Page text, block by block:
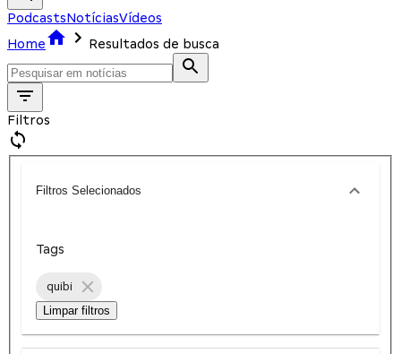
PodcastsNotíciasVídeos
Home
Resultados de busca
Filtros
Filtros Selecionados
Tags
quibi
Limpar filtros